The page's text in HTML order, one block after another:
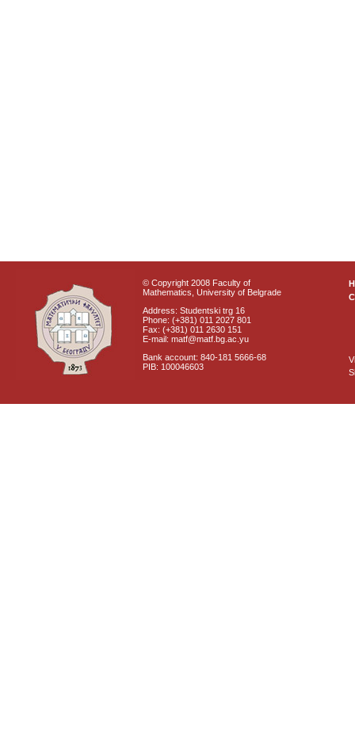
© Copyright 2008 Faculty of
Mathematics, University of Belgrade
Address: Studentski trg 16
Phone: (+381) 011 2027 801
Fax: (+381) 011 2630 151
E-mail: matf@matf.bg.ac.yu
Bank account: 840-181 5666-68
PIB: 100046603